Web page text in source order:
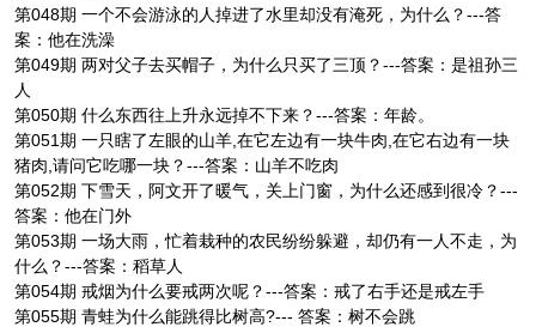
第048期 一个不会游泳的人掉进了水里却没有淹死，为什么？---答
案：他在洗澡
第049期 两对父子去买帽子，为什么只买了三顶？---答案：是祖孙三
人
第050期 什么东西往上升永远掉不下来？---答案：年龄。
第051期 一只瞎了左眼的山羊,在它左边有一块牛肉,在它右边有一块
猪肉,请问它吃哪一块？---答案：山羊不吃肉
第052期 下雪天，阿文开了暖气，关上门窗，为什么还感到很冷？---
答案：他在门外
第053期 一场大雨，忙着栽种的农民纷纷躲避，却仍有一人不走，为
什么？---答案：稻草人
第054期 戒烟为什么要戒两次呢？---答案：戒了右手还是戒左手
第055期 青蛙为什么能跳得比树高?--- 答案：树不会跳